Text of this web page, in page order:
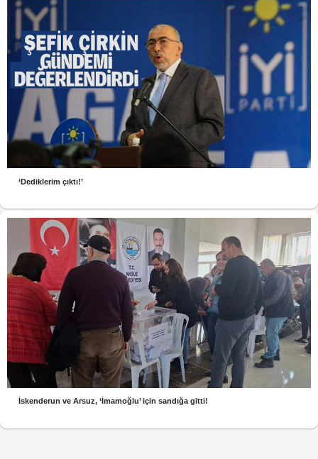
‘Dediklerim çıktı!’
İskenderun ve Arsuz, ‘İmamoğlu’ için sandığa gitti!